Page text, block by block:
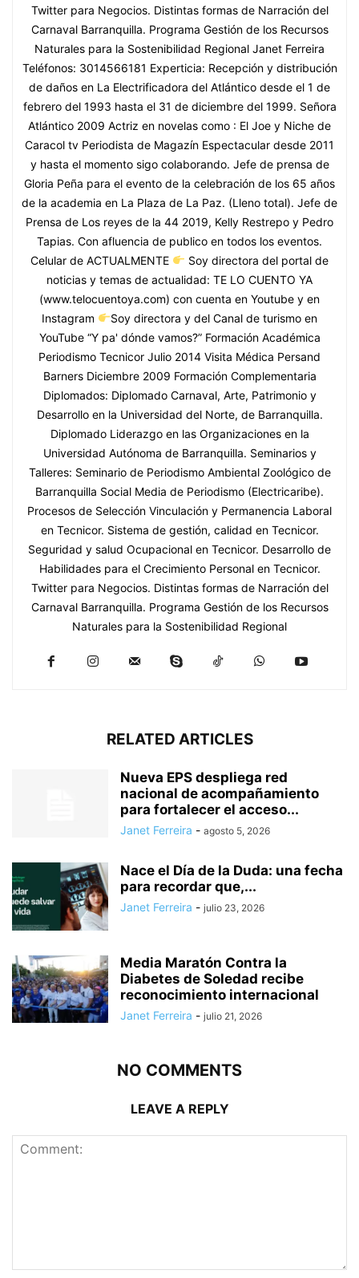
Twitter para Negocios. Distintas formas de Narración del
Carnaval Barranquilla. Programa Gestión de los Recursos
Naturales para la Sostenibilidad Regional Janet Ferreira
Teléfonos: 3014566181 Experticia: Recepción y distribución
de daños en La Electrificadora del Atlántico desde el 1 de
febrero del 1993 hasta el 31 de diciembre del 1999. Señora
Atlántico 2009 Actriz en novelas como : El Joe y Niche de
Caracol tv Periodista de Magazín Espectacular desde 2011
y hasta el momento sigo colaborando. Jefe de prensa de
Gloria Peña para el evento de la celebración de los 65 años
de la academia en La Plaza de La Paz. (Lleno total). Jefe de
Prensa de Los reyes de la 44 2019, Kelly Restrepo y Pedro
Tapias. Con afluencia de publico en todos los eventos.
Celular de ACTUALMENTE
Soy directora del portal de
noticias y temas de actualidad: TE LO CUENTO YA
(www.telocuentoya.com) con cuenta en Youtube y en
Instagram
Soy directora y del Canal de turismo en
YouTube “Y pa' dónde vamos?” Formación Académica
Periodismo Tecnicor Julio 2014 Visita Médica Persand
Barners Diciembre 2009 Formación Complementaria
Diplomados: Diplomado Carnaval, Arte, Patrimonio y
Desarrollo en la Universidad del Norte, de Barranquilla.
Diplomado Liderazgo en las Organizaciones en la
Universidad Autónoma de Barranquilla. Seminarios y
Talleres: Seminario de Periodismo Ambiental Zoológico de
Barranquilla Social Media de Periodismo (Electricaribe).
Procesos de Selección Vinculación y Permanencia Laboral
en Tecnicor. Sistema de gestión, calidad en Tecnicor.
Seguridad y salud Ocupacional en Tecnicor. Desarrollo de
Habilidades para el Crecimiento Personal en Tecnicor.
Twitter para Negocios. Distintas formas de Narración del
Carnaval Barranquilla. Programa Gestión de los Recursos
Naturales para la Sostenibilidad Regional
RELATED ARTICLES
Nueva EPS despliega red
nacional de acompañamiento
para fortalecer el acceso...
Janet Ferreira - agosto 5, 2026
Nace el Día de la Duda: una fecha
para recordar que,...
Janet Ferreira - julio 23, 2026
Media Maratón Contra la
Diabetes de Soledad recibe
reconocimiento internacional
Janet Ferreira - julio 21, 2026
NO COMMENTS
LEAVE A REPLY